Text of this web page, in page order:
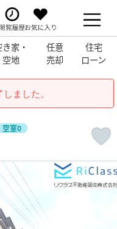
家・
空地
任意
売却
住宅
ローン
ました。
空室0